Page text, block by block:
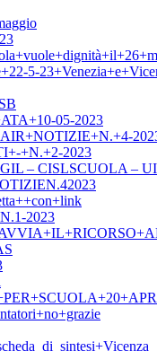
5-
05-2023
+N.+2-2023
– CISLSCUOLA –
2023